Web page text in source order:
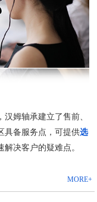
汉姆轴承建立了售前、
具备服务点，可提供选
解决客户的疑难点。
MORE+